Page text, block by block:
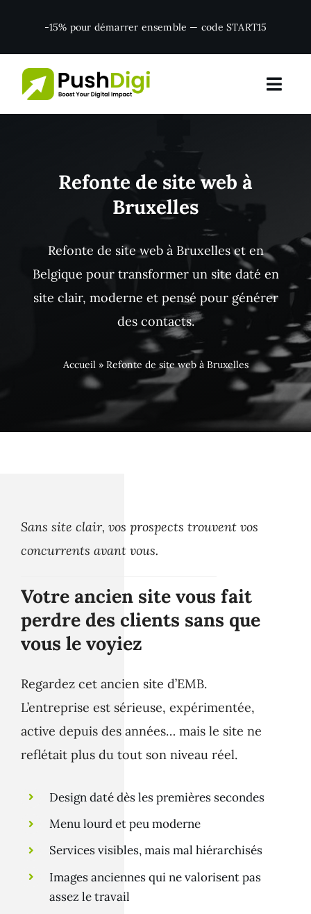
content
-15% pour démarrer ensemble — code START15
Refonte de site web à
Bruxelles
Refonte de site web à Bruxelles et en
Belgique pour transformer un site daté en
site clair, moderne et pensé pour générer
des contacts.
Accueil» Refonte de site web à Bruxelles
Sans site clair, vos prospects trouvent vos
concurrents avant vous.
Votre ancien site vous fait
perdre des clients sans que
vous le voyiez
Regardez cet ancien site d’EMB.
L’entreprise est sérieuse, expérimentée,
active depuis des années… mais le site ne
reflétait plus du tout son niveau réel.
Design daté dès les premières secondes
Menu lourd et peu moderne
Services visibles, mais mal hiérarchisés
Images anciennes qui ne valorisent pas
assez le travail